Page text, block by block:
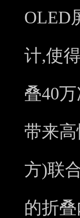
OLED
计,使
叠40
带来
方)联
的折